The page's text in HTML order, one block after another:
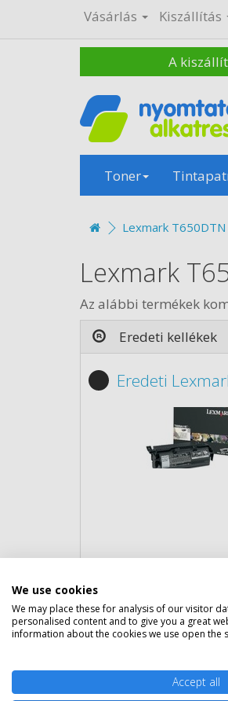
Vásárlás Kiszállítás
A
Toner
Lexmark
Lexmark
Az alábbi termékek
Eredeti kellékek
Eredeti
Eredeti
We use cookies
We may place these for analysis of our visitor
personalised content and to give you a great
information about the cookies we use open the
Accept all